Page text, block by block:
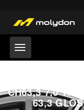
7,0X17
CH63,3 7,0 17
63,3